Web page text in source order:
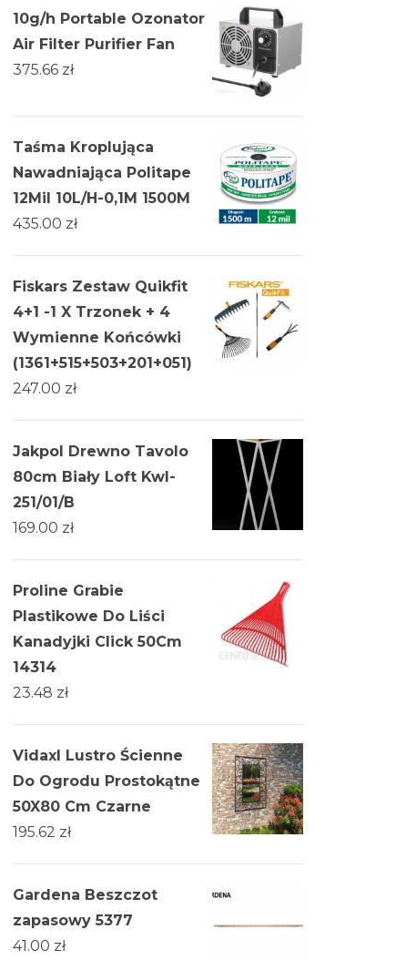
10g/h Portable Ozonator
Air Filter Purifier Fan
375.66 zł
Taśma Kroplująca
Nawadniająca Politape
12Mil 10L/H-0,1M 1500M
435.00 zł
Fiskars Zestaw Quikfit
4+1 -1 X Trzonek + 4
Wymienne Końcówki
(1361+515+503+201+051)
247.00 zł
Jakpol Drewno Tavolo
80cm Biały Loft Kwl-
251/01/B
169.00 zł
Proline Grabie
Plastikowe Do Liści
Kanadyjki Click 50Cm
14314
23.48 zł
Vidaxl Lustro Ścienne
Do Ogrodu Prostokątne
50X80 Cm Czarne
195.62 zł
Gardena Beszczot
zapasowy 5377
41.00 zł